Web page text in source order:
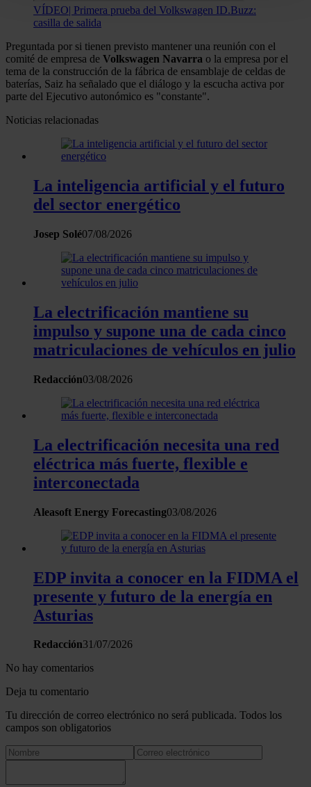
digitales)
datos personales y establezca sus preferencias en la
sección de datos. Puede cambiar o retirar su
consentimiento en cualquier momento en la Declaración
de cookies.
Las cookies de este sitio web se usan para personalizar
el contenido y los anuncios, ofrecer funciones de redes
información sobre el uso que haga del sitio web con
nuestros partners de redes sociales, publicidad y análisis
que les haya proporcionado o que hayan recopilado a
partir del uso que haya hecho de sus servicios.
VÍDEO| Primera prueba del Volkswagen ID.Buzz:
casilla de salida
Preguntada por si tienen previsto mantener una reunión con el
comité de empresa de Volkswagen Navarra o la empresa por el
tema de la construcción de la fábrica de ensamblaje de celdas de
baterías, Saiz ha señalado que el diálogo y la escucha activa por
parte del Ejecutivo autonómico es "constante".
Noticias relacionadas
La inteligencia artificial y el futuro
del sector energético
Josep Solé07/08/2026
La electrificación mantiene su
impulso y supone una de cada cinco
matriculaciones de vehículos en julio
Redacción03/08/2026
La electrificación necesita una red
eléctrica más fuerte, flexible e
interconectada
Aleasoft Energy Forecasting03/08/2026
EDP invita a conocer en la FIDMA el
presente y futuro de la energía en
Asturias
Redacción31/07/2026
No hay comentarios
Deja tu comentario
Tu dirección de correo electrónico no será publicada. Todos los
campos son obligatorios